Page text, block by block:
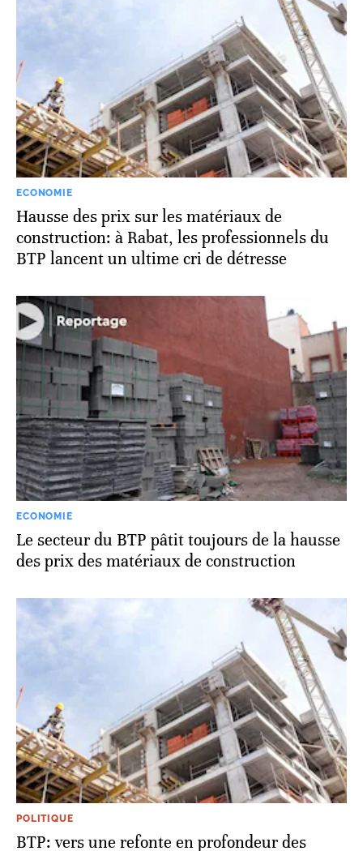
ECONOMIE
Hausse des prix sur les matériaux de
construction: à Rabat, les professionnels du
BTP lancent un ultime cri de détresse
ECONOMIE
Le secteur du BTP pâtit toujours de la hausse
des prix des matériaux de construction
POLITIQUE
BTP: vers une refonte en profondeur des